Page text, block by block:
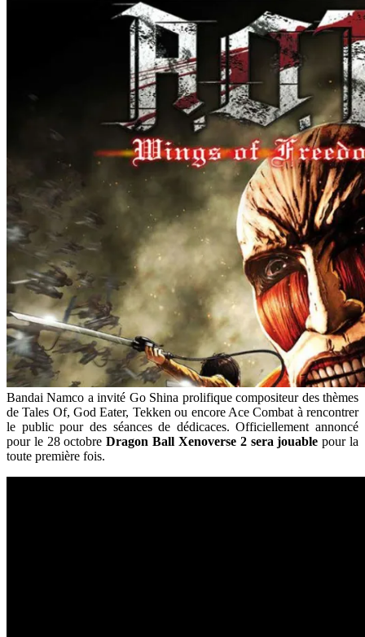
Bandai Namco a invité Go Shina prolifique compositeur des thèmes
de Tales Of, God Eater, Tekken ou encore Ace Combat à rencontrer
le public pour des séances de dédicaces. Officiellement annoncé
pour le 28 octobreDragon Ball Xenoverse 2 sera jouable pour la
toute première fois.